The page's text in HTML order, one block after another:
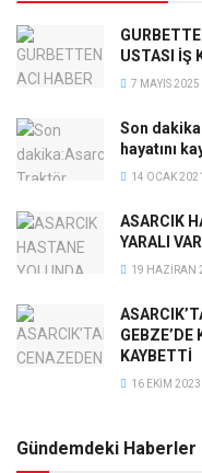
USTASI İŞ
7 MAYIS 2025
Son
hayatını
14 OCAK 2021
ASARCIK
YARALI VAR
19 HAZIRAN
GEBZE’DE
KAYBETTİ
16 EKIM 2023
Gündemdeki Haberler